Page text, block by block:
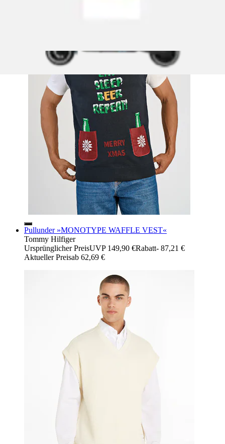
Pullunder »MONOTYPE WAFFLE VEST«
Tommy Hilfiger
Ursprünglicher PreisUVP 149,90 €Rabatt- 87,21 €
Aktueller Preisab 62,69 €